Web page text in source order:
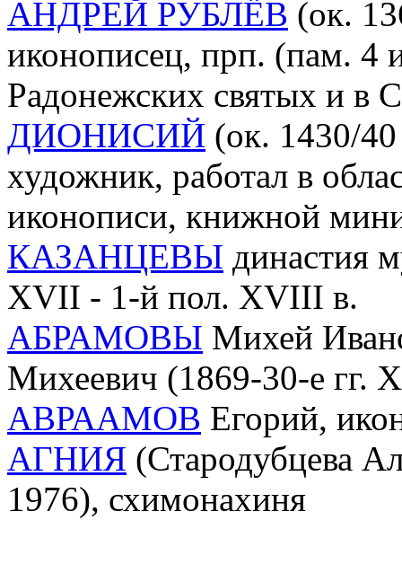
АНДРЕЙ РУБЛЁВ (ок.
иконописец, прп. (пам. 4
Радонежских святых и в
ДИОНИСИЙ (ок. 1430/
художник, работал в
иконописи, книжной
КАЗАНЦЕВЫ династия
XVII - 1-й пол. XVIII в.
АБРАМОВЫ Михей
Михеевич (1869-30-е гг.
АВРААМОВ Егорий,
АГНИЯ (Стародубцева
1976), схимонахиня